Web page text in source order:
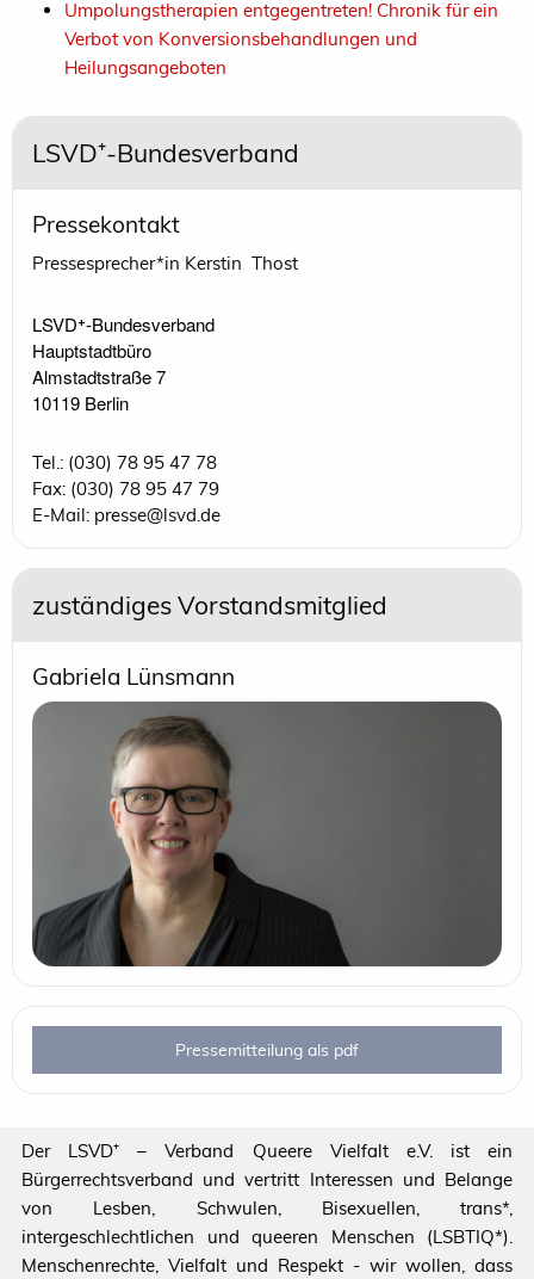
Umpolungstherapien entgegentreten! Chronik für ein
Verbot von Konversionsbehandlungen und
Heilungsangeboten
LSVD⁺-Bundesverband
Pressekontakt
Pressesprecher*in Kerstin Thost
LSVD⁺-Bundesverband
Hauptstadtbüro
Almstadtstraße 7
10119 Berlin
Tel.: (030) 78 95 47 78
Fax: (030) 78 95 47 79
E-Mail: presse@lsvd.de
zuständiges Vorstandsmitglied
Gabriela Lünsmann
Pressemitteilung als pdf
Der LSVD⁺ – Verband Queere Vielfalt e.V. ist ein
Bürgerrechtsverband und vertritt Interessen und Belange
von Lesben, Schwulen, Bisexuellen, trans*,
intergeschlechtlichen und queeren Menschen (LSBTIQ*).
Menschenrechte, Vielfalt und Respekt - wir wollen, dass